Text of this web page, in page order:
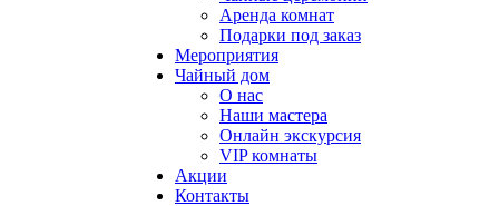
Аренда комнат
Подарки под заказ
Мероприятия
Чайный дом
О нас
Наши мастера
Онлайн экскурсия
VIP комнаты
Акции
Контакты